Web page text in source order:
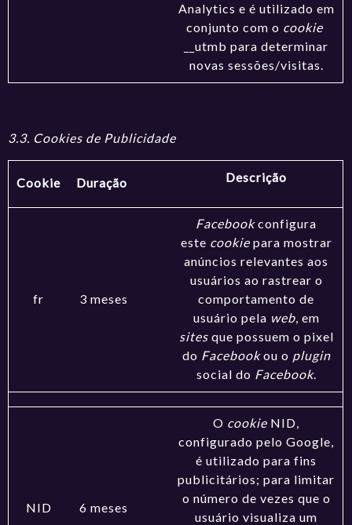
Analytics e é utilizado em
conjunto com o cookie
__utmb para determinar
novas sessões/visitas.
3.3. Cookies de Publicidade
Cookie Duração Descrição
fr 3 meses
Facebookconfigura
este cookiepara mostrar
anúncios relevantes aos
usuários ao rastrear o
comportamento de
usuário pela web, em
sitesque possuem o pixel
do Facebookou o plugin
social do Facebook.
NID 6 meses
O cookie NID,
configurado pelo Google,
é utilizado para fins
publicitários; para limitar
o número de vezes que o
usuário visualiza um